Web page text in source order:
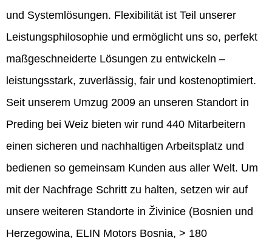
und Systemlösungen. Flexibilität ist Teil unserer
Leistungsphilosophie und ermöglicht uns so, perfekt
maßgeschneiderte Lösungen zu entwickeln –
leistungsstark, zuverlässig, fair und kostenoptimiert.
Seit unserem Umzug 2009 an unseren Standort in
Preding bei Weiz bieten wir rund 440 Mitarbeitern
einen sicheren und nachhaltigen Arbeitsplatz und
bedienen so gemeinsam Kunden aus aller Welt. Um
mit der Nachfrage Schritt zu halten, setzen wir auf
unsere weiteren Standorte in Živinice (Bosnien und
Herzegowina, ELIN Motors Bosnia, > 180